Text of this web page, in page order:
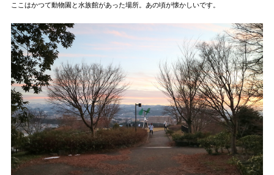
ここはかつて動物園と水族館があった場所。あの頃が懐かしいです。